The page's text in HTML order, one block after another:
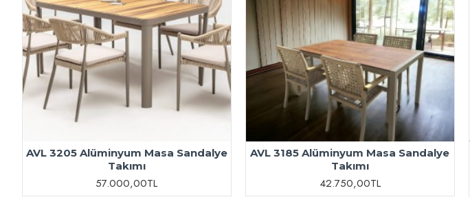
AVL 3205 Alüminyum Masa Sandalye
Takımı
57.000,00TL
AVL 3185 Alüminyum Masa Sandalye
Takımı
42.750,00TL